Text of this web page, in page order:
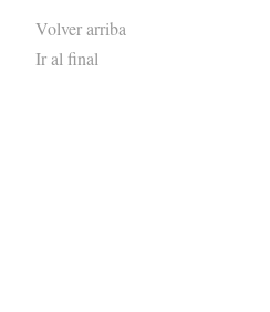
Volver arriba
Ir al final